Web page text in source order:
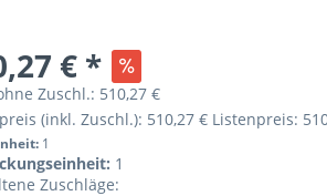
€ *
Zuschl.: 510,27 €
(inkl. Zuschl.): 510,27 € Listenpreis:
1
1
Zuschläge: